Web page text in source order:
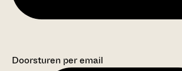
Doorsturen per email